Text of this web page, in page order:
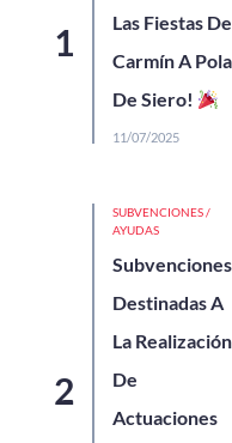
Las Fiestas
Carmín A Pola
De Siero!
11/07/2025
SUBVENCIONES /
AYUDAS
Subvenciones
Destinadas A
La Realización
De
Actuaciones